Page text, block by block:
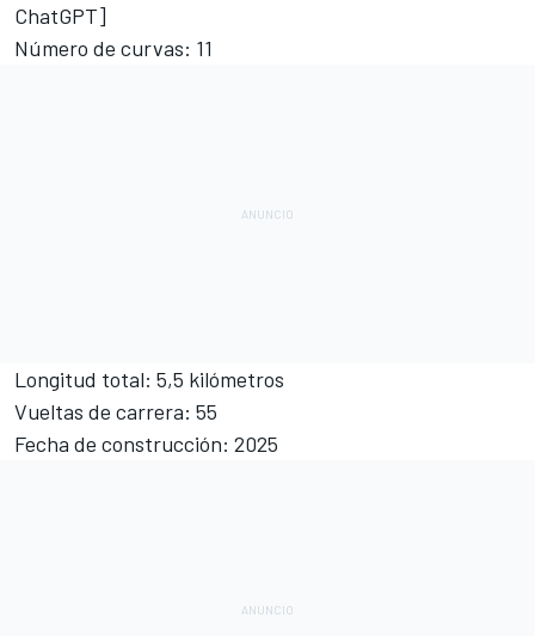
ChatGPT]
Número de curvas: 11
Longitud total: 5,5 kilómetros
Vueltas de carrera: 55
Fecha de construcción: 2025